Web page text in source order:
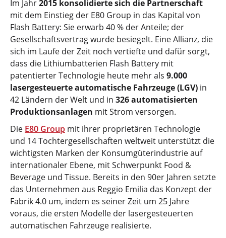
Im Jahr2015 konsolidierte sich die Partnerschaft
mit dem Einstieg der E80 Group in das Kapital von
Flash Battery: Sie erwarb 40 % der Anteile; der
Gesellschaftsvertrag wurde besiegelt. Eine Allianz, die
sich im Laufe der Zeit noch vertiefte und dafür sorgt,
dass die Lithiumbatterien Flash Battery mit
patentierter Technologie heute mehr als 9.000
lasergesteuerte automatische Fahrzeuge (LGV) in
42 Ländern der Welt und in 326 automatisierten
Produktionsanlagen mit Strom versorgen.
Die E80 Group mit ihrer proprietären Technologie
und 14 Tochtergesellschaften weltweit unterstützt die
wichtigsten Marken der Konsumgüterindustrie auf
internationaler Ebene, mit Schwerpunkt Food &
Beverage und Tissue. Bereits in den 90er Jahren setzte
das Unternehmen aus Reggio Emilia das Konzept der
Fabrik 4.0 um, indem es seiner Zeit um 25 Jahre
voraus, die ersten Modelle der lasergesteuerten
automatischen Fahrzeuge realisierte.